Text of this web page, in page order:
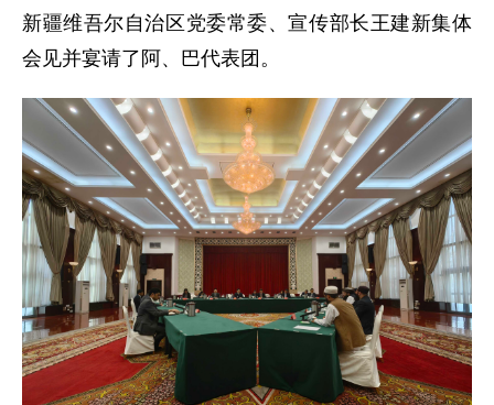
新疆维吾尔自治区党委常委、宣传部长王建新集体
会见并宴请了阿、巴代表团。